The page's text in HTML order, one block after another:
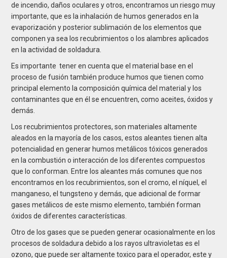
de incendio, daños oculares y otros, encontramos un riesgo muy
importante, que es la inhalación de humos generados en la
evaporización y posterior sublimación de los elementos que
componen ya sea los recubrimientos o los alambres aplicados
en la actividad de soldadura.
Es importante tener en cuenta que el material base en el
proceso de fusión también produce humos que tienen como
principal elemento la composición química del material y los
contaminantes que en él se encuentren, como aceites, óxidos y
demás.
Los recubrimientos protectores, son materiales altamente
aleados en la mayoría de los casos, estos aleantes tienen alta
potencialidad en generar humos metálicos tóxicos generados
en la combustión o interacción de los diferentes compuestos
que lo conforman. Entre los aleantes más comunes que nos
encontramos en los recubrimientos, son el cromo, el níquel, el
manganeso, el tungsteno y demás, que adicional de formar
gases metálicos de este mismo elemento, también forman
óxidos de diferentes características.
Otro de los gases que se pueden generar ocasionalmente en los
procesos de soldadura debido a los rayos ultravioletas es el
ozono, que puede ser altamente toxico para el operador, este y